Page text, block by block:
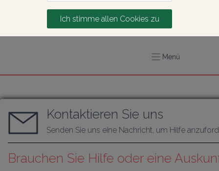
Ich stimme allen Cookies zu
Menü
Kontaktieren Sie uns
Senden Sie uns eine Nachricht, um Hilfe
Brauchen Sie Hilfe oder eine